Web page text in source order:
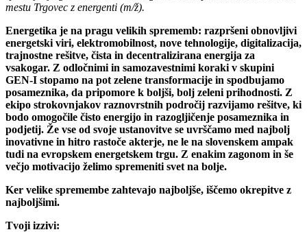
mestu Trgovec z energenti (m/ž).
Energetika je na pragu velikih sprememb: razpršeni obnovljivi
energetski viri, elektromobilnost, nove tehnologije, digitalizacija,
trajnostne rešitve, čista in decentralizirana energija za
vsakogar. Z odločnimi in samozavestnimi koraki v skupini
GEN-I stopamo na pot zelene transformacije in spodbujamo
posameznika, da pripomore k boljši, bolj zeleni prihodnosti. Z
ekipo strokovnjakov raznovrstnih področij razvijamo rešitve, ki
bodo omogočile čisto energijo in razogljičenje posameznika in
podjetij. Že vse od svoje ustanovitve se uvrščamo med najbolj
inovativne in hitro rastoče akterje, ne le na slovenskem ampak
tudi na evropskem energetskem trgu. Z enakim zagonom in še
večjo motivacijo želimo spremeniti svet na bolje.
Ker velike spremembe zahtevajo najboljše, iščemo okrepitve z
najboljšimi.
Tvoji izzivi: